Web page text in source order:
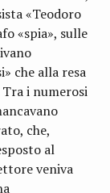
«Teodoro
«spia», sulle
che alla resa
Tra i numerosi
che,
al
veniva